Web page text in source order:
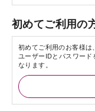
初めてご利用の
初めてご利用のお客様は
ユーザーIDとパスワー
なります。